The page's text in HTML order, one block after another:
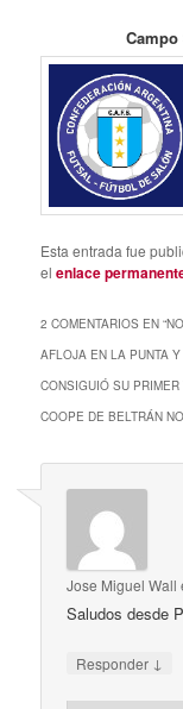
Esta entrada fue
elenlace
2 COMENTARIOS EN “
AFLOJA EN LA PUNTA
CONSIGUIÓ SU
COOPE DE BELTRÁN
Jose Miguel Wall
Saludos desde
Responder ↓